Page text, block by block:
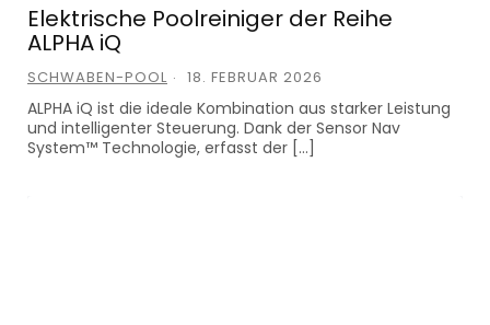
Elektrische Poolreiniger der Reihe
ALPHA iQ
SCHWABEN-POOL 18. FEBRUAR 2026
ALPHA iQ ist die ideale Kombination aus starker Leistung
und intelligenter Steuerung. Dank der Sensor Nav
System™ Technologie, erfasst der […]